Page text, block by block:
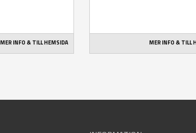
MER INFO & TILL HEMSIDA MER INFO & TILL